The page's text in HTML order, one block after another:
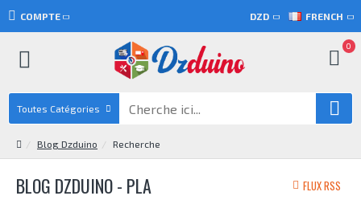
COMPTE DZD FRENCH
0
Toutes Catégories
Blog Dzduino Recherche
BLOG DZDUINO - PLA FLUX RSS